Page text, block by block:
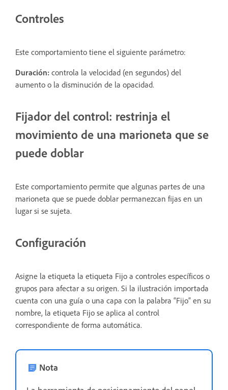
Controles
Este comportamiento tiene el siguiente parámetro:
Duración: controla la velocidad (en segundos) del
aumento o la disminución de la opacidad.
Fijador del control: restrinja el
movimiento de una marioneta que se
puede doblar
Este comportamiento permite que algunas partes de una
marioneta que se puede doblar permanezcan fijas en un
lugar si se sujeta.
Configuración
Asigne la etiqueta la etiqueta Fijo a controles específicos o
grupos para afectar a su origen. Si la ilustración importada
cuenta con una guía o una capa con la palabra “Fijo” en su
nombre, la etiqueta Fijo se aplica al control
correspondiente de forma automática.
Nota